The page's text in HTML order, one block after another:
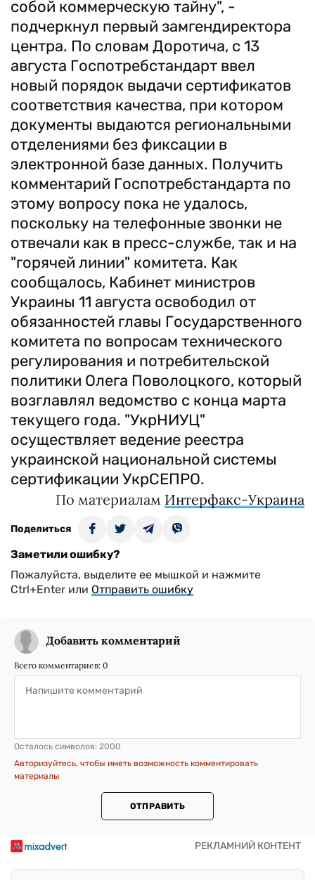
собой коммерческую тайну", -
подчеркнул первый замгендиректора
центра. По словам Доротича, с 13
августа Госпотребстандарт ввел
новый порядок выдачи сертификатов
соответствия качества, при котором
документы выдаются региональными
отделениями без фиксации в
электронной базе данных. Получить
комментарий Госпотребстандарта по
этому вопросу пока не удалось,
поскольку на телефонные звонки не
отвечали как в пресс-службе, так и на
"горячей линии" комитета. Как
сообщалось, Кабинет министров
Украины 11 августа освободил от
обязанностей главы Государственного
комитета по вопросам технического
регулирования и потребительской
политики Олега Поволоцкого, который
возглавлял ведомство с конца марта
текущего года. "УкрНИУЦ"
осуществляет ведение реестра
украинской национальной системы
сертификации УкрСЕПРО.
По материалам Интерфакс-Украина
Поделиться
Заметили ошибку?
Пожалуйста, выделите ее мышкой и нажмите
Ctrl+Enter или Отправить ошибку
Добавить комментарий
Всего комментариев: 0
Осталось символов: 2000
Авторизуйтесь, чтобы иметь возможность комментировать
материалы
ОТПРАВИТЬ